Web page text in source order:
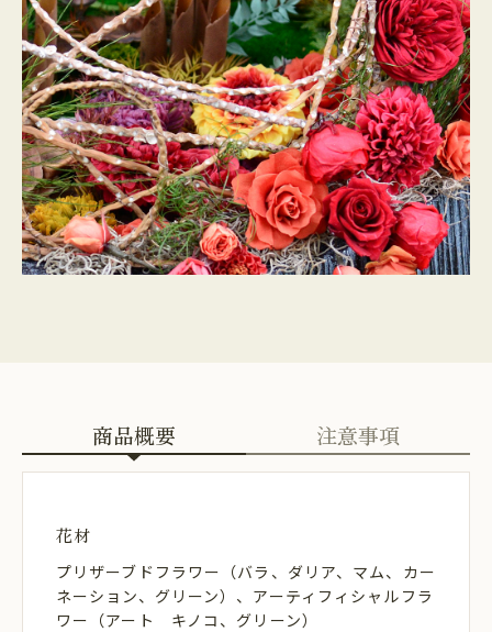
商品概要 注意事項
花材
プリザーブドフラワー（バラ、ダリア、マム、カー
ネーション、グリーン）、アーティフィシャルフラ
ワー（アート キノコ、グリーン）